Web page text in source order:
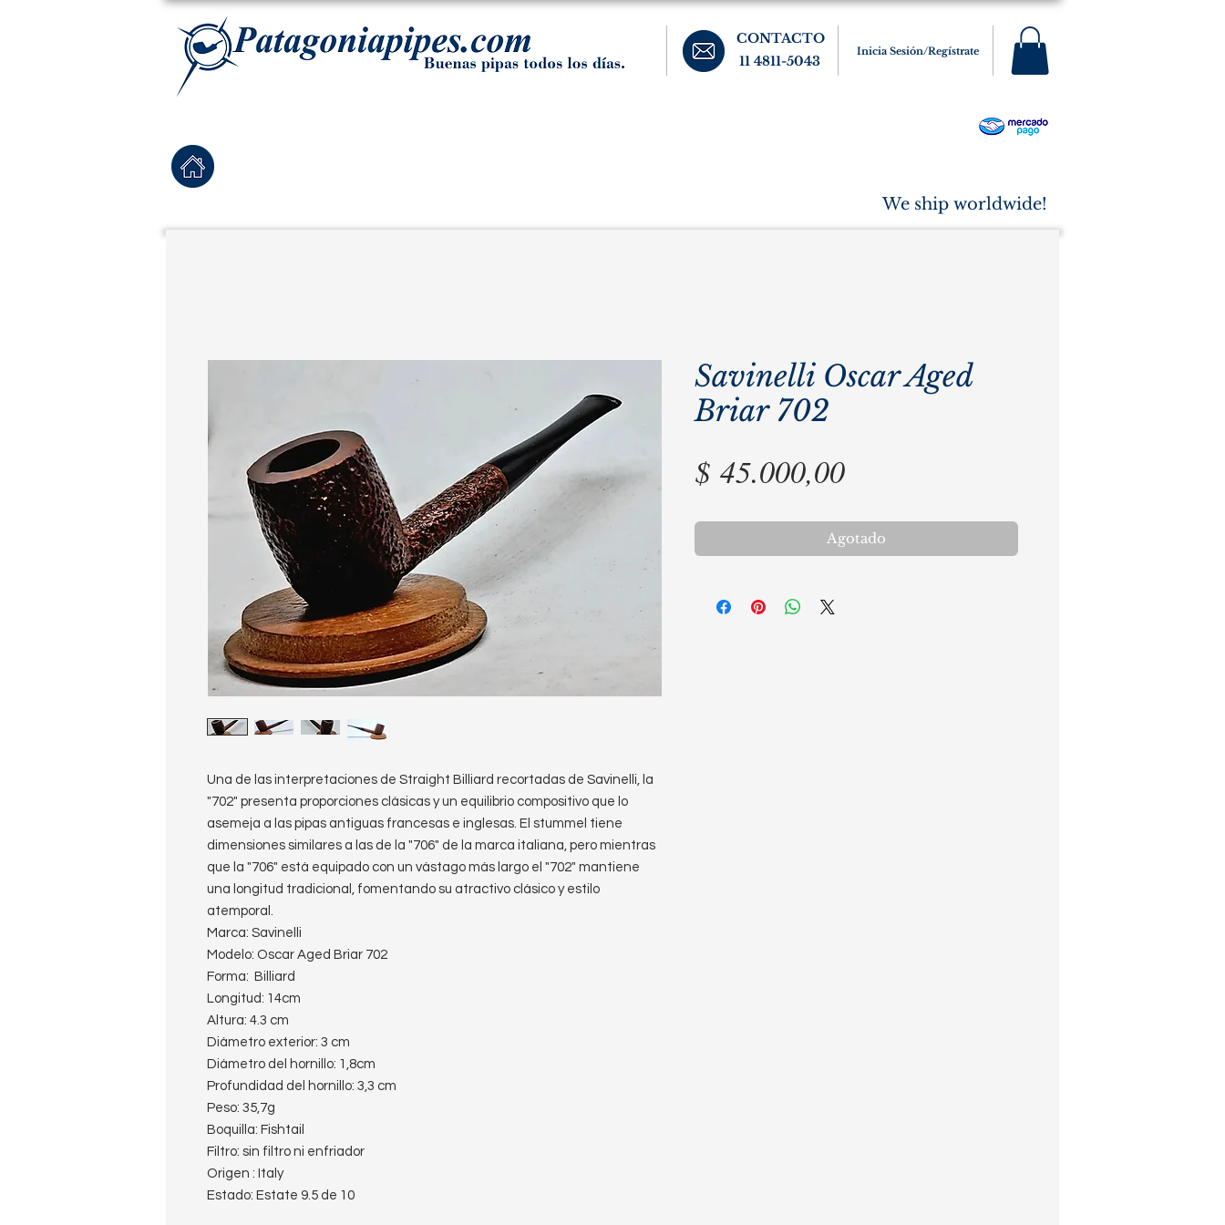
CONTACTO
11 4811-5043
Inicia Sesión/Regístrate
We ship worldwide!
Una de las interpretaciones de Straight Billiard recortadas de Savinelli, la
"702" presenta proporciones clásicas y un equilibrio compositivo que lo
asemeja a las pipas antiguas francesas e inglesas. El stummel tiene
dimensiones similares a las de la "706" de la marca italiana, pero mientras
que la "706" está equipado con un vástago más largo el "702" mantiene
una longitud tradicional, fomentando su atractivo clásico y estilo
atemporal.
Marca: Savinelli
Modelo: Oscar Aged Briar 702
Forma: Billiard
Longitud: 14cm
Altura: 4.3 cm
Diámetro exterior: 3 cm
Diámetro del hornillo: 1,8cm
Profundidad del hornillo: 3,3 cm
Peso: 35,7g
Boquilla: Fishtail
Filtro: sin filtro ni enfriador
Origen : Italy
Estado: Estate 9.5 de 10
Savinelli Oscar Aged
Briar 702
$ 45.000,00Precio
Agotado